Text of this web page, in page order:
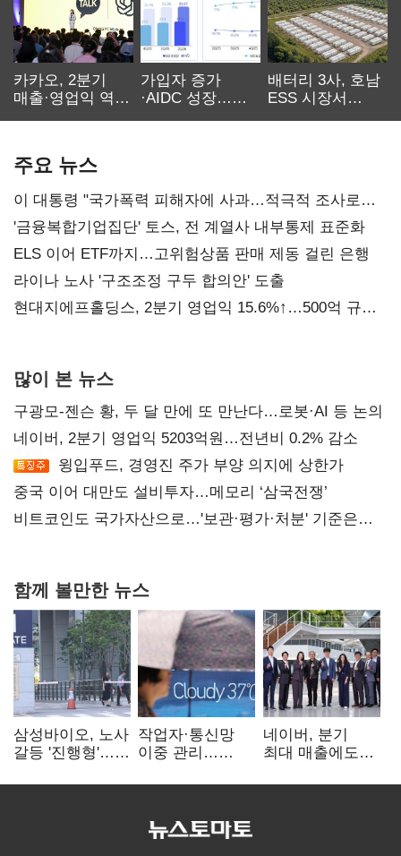
카카오, 2분기
매출·영업익 역대
가입자 증가
·AIDC 성장…
배터리 3사, 호남
ESS 시장서
주요 뉴스
이 대통령 "국가폭력 피해자에 사과…적극적 조사로
진실 밝혀야"
'금융복합기업집단' 토스, 전 계열사 내부통제 표준화
ELS 이어 ETF까지…고위험상품 판매 제동 걸린 은행
라이나 노사 '구조조정 구두 합의안' 도출
현대지에프홀딩스, 2분기 영업익 15.6%↑…500억 규모
많이 본 뉴스
구광모-젠슨 황, 두 달 만에 또 만난다…로봇·AI 등 논의
네이버, 2분기 영업익 5203억원…전년비 0.2% 감소
윙입푸드, 경영진 주가 부양 의지에 상한가
중국 이어 대만도 설비투자…메모리 ‘삼국전쟁’
비트코인도 국가자산으로…'보관·평가·처분' 기준은
함께 볼만한 뉴스
삼성바이오, 노사
갈등 '진행형'…
작업자·통신망
이중 관리…
비상대응 돌입
네이버, 분기
최대 매출에도
팩토리 속도